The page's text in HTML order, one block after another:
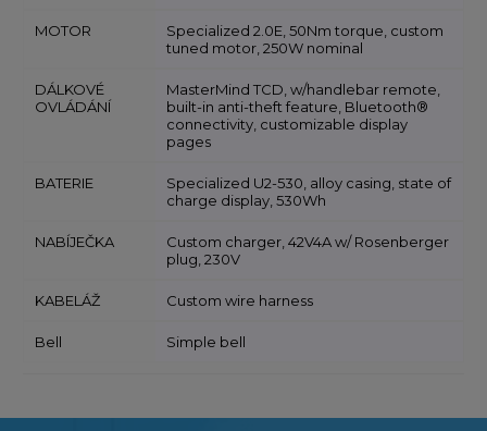
MOTOR
Specialized 2.0E, 50Nm torque, custom
tuned motor, 250W nominal
DÁLKOVÉ
OVLÁDÁNÍ
MasterMind TCD, w/handlebar remote,
built-in anti-theft feature, Bluetooth®
connectivity, customizable display
pages
BATERIE
Specialized U2-530, alloy casing, state of
charge display, 530Wh
NABÍJEČKA
Custom charger, 42V4A w/ Rosenberger
plug, 230V
KABELÁŽ Custom wire harness
Bell Simple bell